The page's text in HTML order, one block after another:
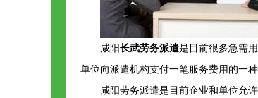
咸阳长武劳务派遣是目前很多急需
单位向派遣机构支付一笔服务费用的一
咸阳劳务派遣是目前企业和单位允